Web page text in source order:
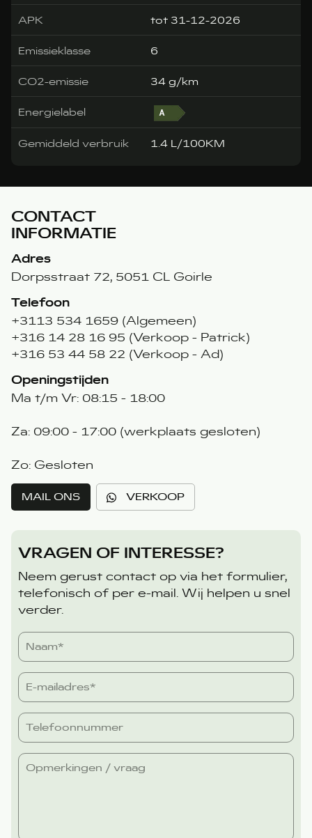
APK tot 31-12-2026
Emissieklasse 6
CO2-emissie 34 g/km
Energielabel
Gemiddeld verbruik 1.4 L/100KM
CONTACT
INFORMATIE
Adres
Dorpsstraat 72, 5051 CL Goirle
Telefoon
+3113 534 1659 (Algemeen)
+316 14 28 16 95 (Verkoop - Patrick)
+316 53 44 58 22 (Verkoop - Ad)
Openingstijden
Ma t/m Vr: 08:15 - 18:00
Za: 09:00 - 17:00 (werkplaats gesloten)
Zo: Gesloten
MAIL ONS VERKOOP
VRAGEN OF INTERESSE?
Neem gerust contact op via het formulier,
telefonisch of per e-mail. Wij helpen u snel
verder.